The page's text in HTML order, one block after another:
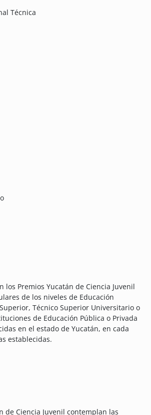
Técnica
los Premios Yucatán de Ciencia Juvenil
de los niveles de Educación
Técnico Superior Universitario o
de Educación Pública o Privada
en el estado de Yucatán, en cada
establecidas.
de Ciencia Juvenil contemplan las